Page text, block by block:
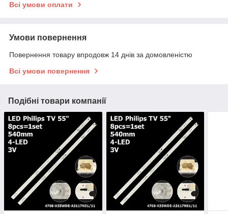
Всі умови оплати
Умови повернення
Повернення товару впродовж 14 днів за домовленістю
Всі умови повернення
Подібні товари компанії